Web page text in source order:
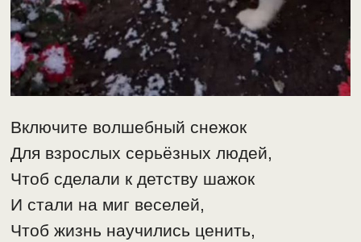
Включите волшебный снежок
Для взрослых серьёзных людей,
Чтоб сделали к детству шажок
И стали на миг веселей,
Чтоб жизнь научились ценить,